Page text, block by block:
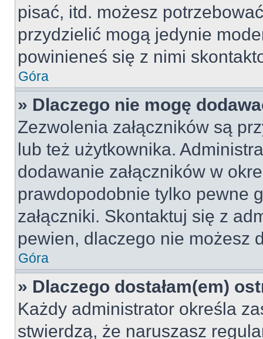
pisać, itd. możesz
przydzielić mogą jedynie
powinieneś się z nimi
Góra
» Dlaczego nie mogę
Zezwolenia załączników są
lub też użytkownika.
dodawanie załączników w
prawdopodobnie tylko pewne
załączniki. Skontaktuj się z
pewien, dlaczego nie możesz
Góra
» Dlaczego dostałam(em)
Każdy administrator określa
stwierdzą, że naruszasz